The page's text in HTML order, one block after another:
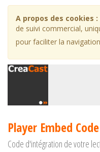
A propos des cookies :
de suivi commercial,
pour faciliter la
Player Embed Code
Code d'intégration de votre